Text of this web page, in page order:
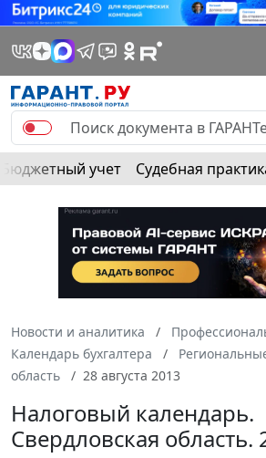
Бюджетный учет Судебная
Новости и аналитика
Календарь бухгалтера
область
28 августа 2013
Налоговый календарь.
Свердловская область.